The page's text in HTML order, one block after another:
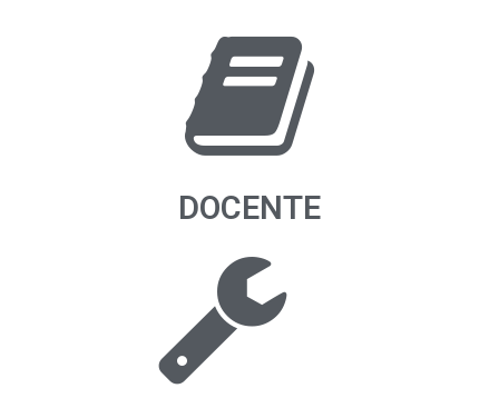
DOCENTE